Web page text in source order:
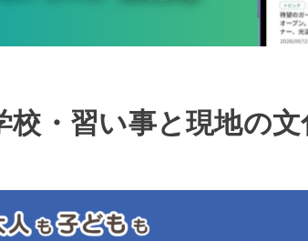
・習い事と現地の